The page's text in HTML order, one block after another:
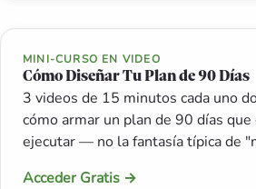
MINI-CURSO EN VIDEO
Cómo Diseñar Tu Plan de 90 Días
3 videos de 15 minutos cada uno
cómo armar un plan de 90 días
ejecutar — no la fantasía típica de
Acceder Gratis →